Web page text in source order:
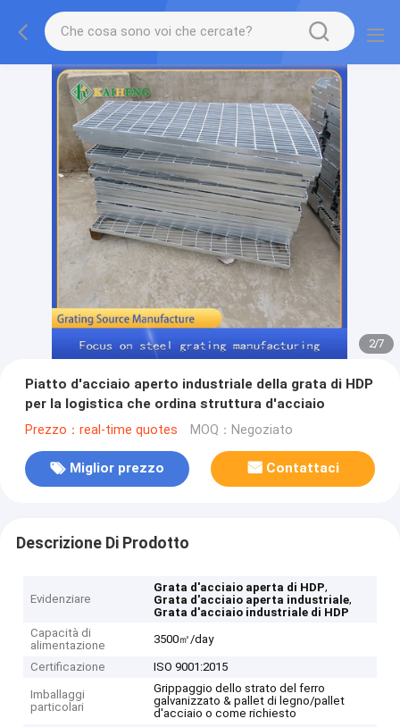
2/7
Piatto d'acciaio aperto industriale della grata di HDP
per la logistica che ordina struttura d'acciaio
Prezzo：real-time quotes MOQ：Negoziato
Miglior prezzo Contattaci
Descrizione Di Prodotto
Evidenziare
Grata d'acciaio aperta di HDP,
Grata d'acciaio aperta industriale,
Grata d'acciaio industriale di HDP
Capacità di
alimentazione
3500㎡/day
Certificazione ISO 9001:2015
Imballaggi
particolari
Grippaggio dello strato del ferro
galvanizzato & pallet di legno/pallet
d'acciaio o come richiesto